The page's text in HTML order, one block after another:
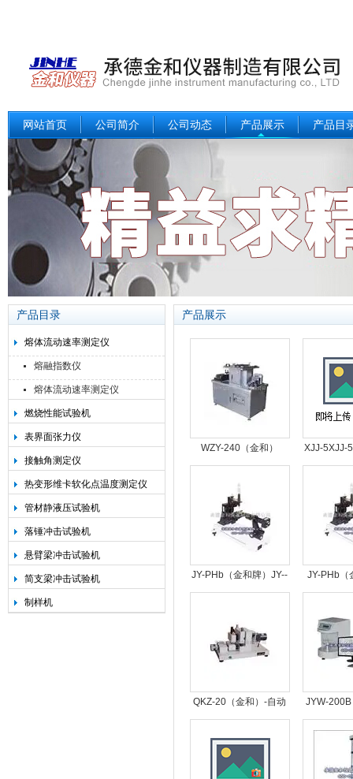
网站首页 公司简介 公司动态 产品展示 产品目
产品目录
熔体流动速率测定仪
熔融指数仪
熔体流动速率测定仪
燃烧性能试验机
表界面张力仪
接触角测定仪
热变形维卡软化点温度测定仪
管材静液压试验机
落锤冲击试验机
悬臂梁冲击试验机
简支梁冲击试验机
制样机
产品展示
WZY-240（金和）
WZY-240-万能制样机
XJJ-5XJJ-
冲击试验
金属
JY-PHb（金和牌）JY--
PHb接触角测定仪
JY-PHb（
JY--PHb
QKZ-20（金和）-自动
缺口制样机
JYW-
界面